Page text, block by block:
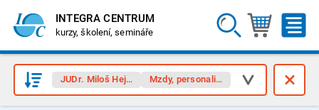
INTEGRA CENTRUM
kurzy, školení, semináře
JUDr. Miloš Hejmala Mzdy, personalistika